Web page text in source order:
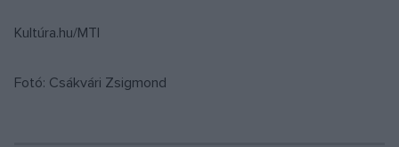
Kultúra.hu/MTI
Fotó: Csákvári Zsigmond